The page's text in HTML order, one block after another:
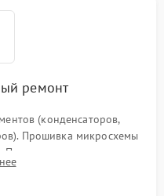
ремонт
(конденсаторов,
Прошивка микросхемы
При поломке подсветки —
светодиодов.